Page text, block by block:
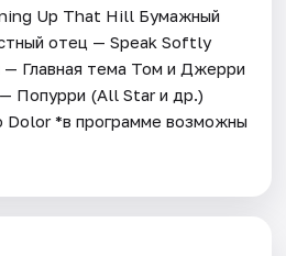
Up That Hill Бумажный
отец — Speak Softly
Главная тема Том и Джерри
Попурри (All Star и др.)
Dolor *в программе возможны